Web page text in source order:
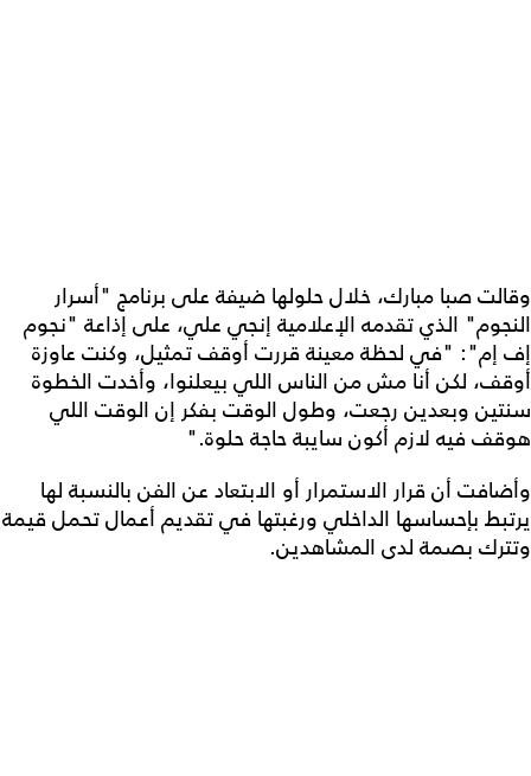
وقالت صبا مبارك، خلال حلولها ضيفة على برنامج "أسرار
النجوم" الذي تقدمه الإعلامية إنجي علي، على إذاعة "نجوم
إف إم": "في لحظة معينة قررت أوقف تمثيل، وكنت عاوزة
أوقف، لكن أنا مش من الناس اللي بيعلنوا، وأخدت الخطوة
سنتين وبعدين رجعت، وطول الوقت بفكر إن الوقت اللي
هوقف فيه لازم أكون سايبة حاجة حلوة."
وأضافت أن قرار الاستمرار أو الابتعاد عن الفن بالنسبة لها
يرتبط بإحساسها الداخلي ورغبتها في تقديم أعمال تحمل قيمة
وتترك بصمة لدى المشاهدين.